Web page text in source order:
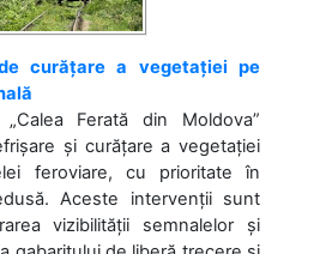
curățare a vegetației pe
Ferată din Moldova”
și curățare a vegetației
feroviare, cu prioritate în
Aceste intervenții sunt
vizibilității semnalelor și